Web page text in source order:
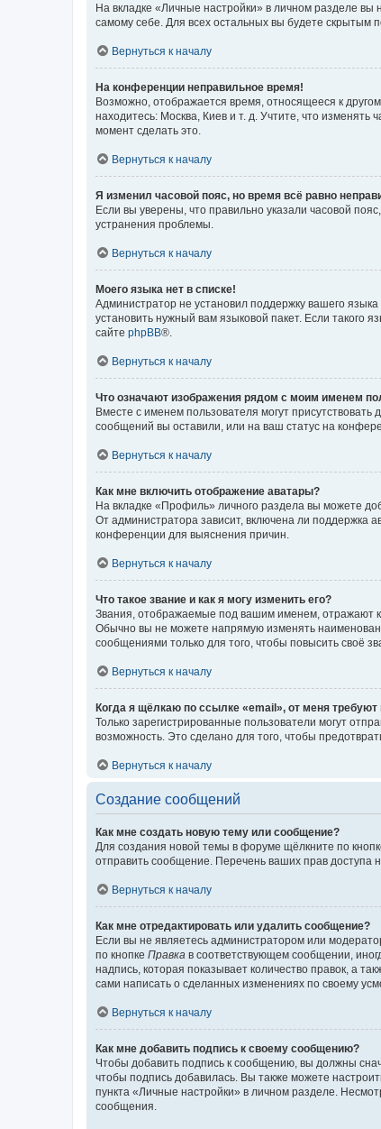
На вкладке «Личные настройки» в личном разделе вы
самому себе. Для всех остальных вы будете скрытым
Вернуться к началу
На конференции неправильное время!
Возможно, отображается время, относящееся к
находитесь: Москва, Киев и т. д. Учтите, что изменять
момент сделать это.
Вернуться к началу
Я изменил часовой пояс, но время всё равно
Если вы уверены, что правильно указали часовой
устранения проблемы.
Вернуться к началу
Моего языка нет в списке!
Администратор не установил поддержку вашего
установить нужный вам языковой пакет. Если такого
сайте phpBB®.
Вернуться к началу
Что означают изображения рядом с моим именем
Вместе с именем пользователя могут
сообщений вы оставили, или на ваш статус на
Вернуться к началу
Как мне включить отображение аватары?
На вкладке «Профиль» личного раздела вы можете
От администратора зависит, включена ли поддержка
конференции для выяснения причин.
Вернуться к началу
Что такое звание и как я могу изменить его?
Звания, отображаемые под вашим именем, отражают
Обычно вы не можете напрямую изменять
сообщениями только для того, чтобы повысить своё
Вернуться к началу
Когда я щёлкаю по ссылке «email», от меня
Только зарегистрированные пользователи могут
возможность. Это сделано для того, чтобы
Вернуться к началу
Создание сообщений
Как мне создать новую тему или сообщение?
Для создания новой темы в форуме щёлкните по
отправить сообщение. Перечень ваших прав
Вернуться к началу
Как мне отредактировать или удалить сообщение?
Если вы не являетесь администратором или
по кнопке Правка в соответствующем сообщении,
надпись, которая показывает количество правок, а
сами написать о сделанных изменениях по своему
Вернуться к началу
Как мне добавить подпись к своему сообщению?
Чтобы добавить подпись к сообщению, вы должны
чтобы подпись добавилась. Вы также можете
пункта «Личные настройки» в личном разделе.
сообщения.